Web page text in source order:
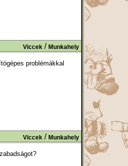
Viccek/ Munkahely
problémákkal
Viccek/ Munkahely